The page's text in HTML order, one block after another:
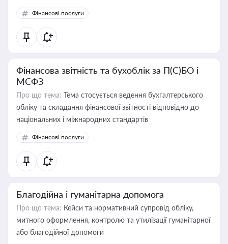
Фінансові послуги
Фінансова звітність та бухоблік за П(С)БО і
МСФЗ
Про що тема: Тема стосується ведення бухгалтерського
обліку та складання фінансової звітності відповідно до
національних і міжнародних стандартів
Фінансові послуги
Благодійна і гуманітарна допомога
Про що тема: Кейси та нормативний супровід обліку,
митного оформлення, контролю та утилізації гуманітарної
або благодійної допомоги